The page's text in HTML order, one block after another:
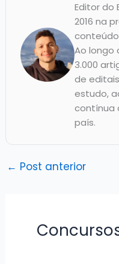
Editor do
2016 na
Ao longo
3.000
de
estudo,
contínua
país.
← Post anterior